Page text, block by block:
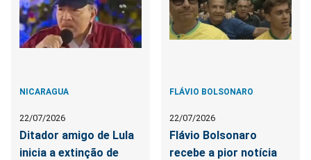
NICARAGUA
22/07/2026
Ditador amigo de Lula
inicia a extinção de
FLÁVIO BOLSONARO
22/07/2026
Flávio Bolsonaro
recebe a pior notícia